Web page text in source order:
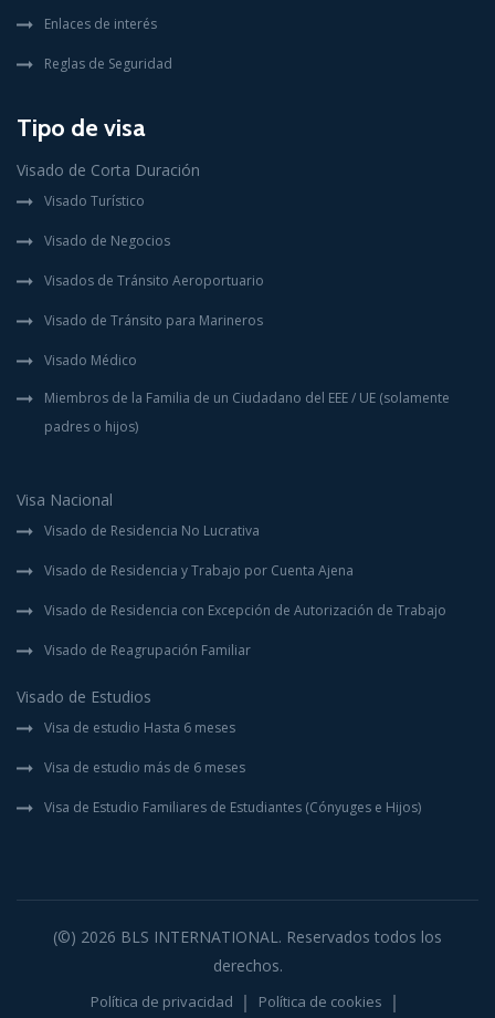
Enlaces de interés
Reglas de Seguridad
Tipo de visa
Visado de Corta Duración
Visado Turístico
Visado de Negocios
Visados de Tránsito Aeroportuario
Visado de Tránsito para Marineros
Visado Médico
Miembros de la Familia de un Ciudadano del EEE / UE (solamente
padres o hijos)
Visa Nacional
Visado de Residencia No Lucrativa
Visado de Residencia y Trabajo por Cuenta Ajena
Visado de Residencia con Excepción de Autorización de Trabajo
Visado de Reagrupación Familiar
Visado de Estudios
Visa de estudio Hasta 6 meses
Visa de estudio más de 6 meses
Visa de Estudio Familiares de Estudiantes (Cónyuges e Hijos)
(©) 2026 BLS INTERNATIONAL. Reservados todos los
derechos.
Política de privacidad Política de cookies